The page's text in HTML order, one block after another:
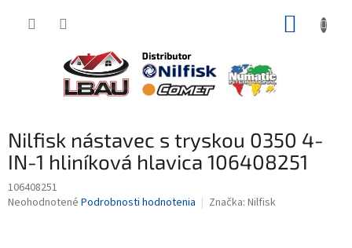
Nilfisk nástavec s tryskou 0350 4-
IN-1 hliníková hlavica 106408251
106408251
Priemerné
Neohodnotené Podrobnosti hodnotenia Značka: Nilfisk